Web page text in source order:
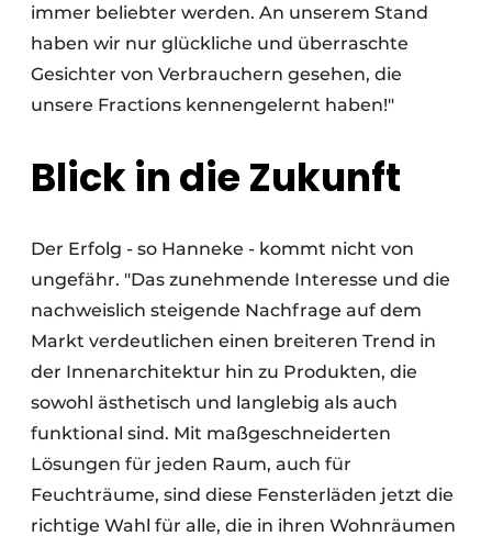
immer beliebter werden. An unserem Stand
haben wir nur glückliche und überraschte
Gesichter von Verbrauchern gesehen, die
unsere Fractions kennengelernt haben!"
Blick in die Zukunft
Der Erfolg - so Hanneke - kommt nicht von
ungefähr. "Das zunehmende Interesse und die
nachweislich steigende Nachfrage auf dem
Markt verdeutlichen einen breiteren Trend in
der Innenarchitektur hin zu Produkten, die
sowohl ästhetisch und langlebig als auch
funktional sind. Mit maßgeschneiderten
Lösungen für jeden Raum, auch für
Feuchträume, sind diese Fensterläden jetzt die
richtige Wahl für alle, die in ihren Wohnräumen